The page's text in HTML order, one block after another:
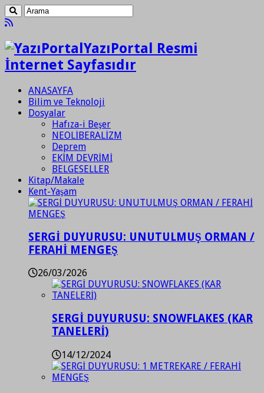
YazıPortal Resmi
İnternet Sayfasıdır
ANASAYFA
Bilim ve Teknoloji
Dosyalar
Hafıza-i Beşer
NEOLİBERALİZM
Deprem
EKİM DEVRİMİ
BELGESELLER
Kitap/Makale
Kent-Yaşam
SERGİ DUYURUSU: UNUTULMUŞ ORMAN /
FERAHİ MENGEŞ
26/03/2026
SERGİ DUYURUSU: SNOWFLAKES (KAR
TANELERİ)
14/12/2024